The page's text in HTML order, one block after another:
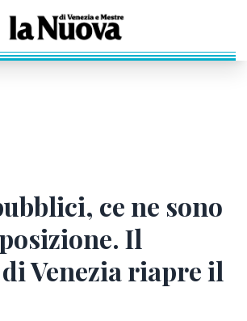
ce ne sono
Il
Venezia riapre il